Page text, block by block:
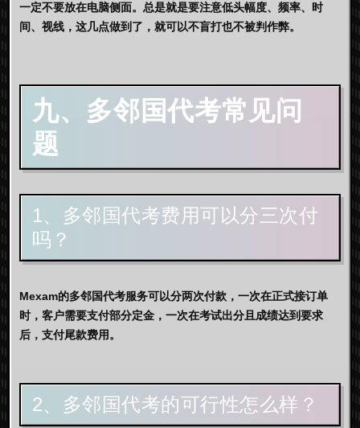
一定不要放在电脑侧面。总是就是要注意低头幅度、频率、时
间、视线，这几点做到了，就可以不盲打也不被判作弊。
九、多邻国代考常见问
题
1、多邻国代考费用可以分三次付
吗？
Mexam的多邻国代考服务可以分两次付款，一次在正式接订单
时，客户需要支付部分定金，一次在考试出分且成绩达到要求
后，支付尾款费用。
2、多邻国代考的可行性怎么样？